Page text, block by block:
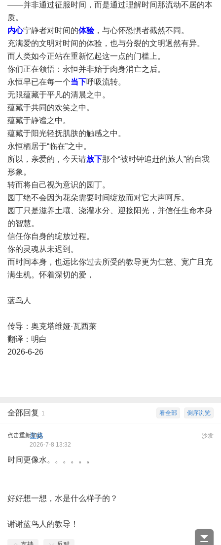
——并非通过征服时间，而是通过理解时间那流动不居的本
质。
内心宁静者对时间的体验，与心怀恐惧者截然不同。
充满爱的文明对时间的体验，也与分裂的文明迥然有异。
而人类如今正站在重新忆起这一点的门槛上。
你们正在领悟：永恒并非始于肉身消亡之后。
永恒早已在每一个当下呼吸流转。
无限蕴藏于平凡的清晨之中。
蕴藏于共同的欢笑之中。
蕴藏于静谧之中。
蕴藏于阳光轻抚肌肤的触感之中。
永恒栖居于“临在”之中。
所以，亲爱的，今天请放下那个“被时钟追赶的旅人”的自我
形象。
转而将自己视为意识的园丁。
园丁绝不会因为花朵需要时间绽放而对它大声呵斥。
园丁只是滋养土壤、浇灌水分、迎接阳光，并信任生命本身
的智慧。
信任你自身的绽放过程。
你的灵魂从未迟到。
而时间本身，也远比你过去所受的教导更为仁慈、宽广且充
满生机。怀着深切的爱，
蓝鸟人
传导：奥克塔维娅·瓦西莱
翻译：明白
2026-6-26
倒序浏览
看全部
全部回复 1
点击重新加载 沙发
星路
2026-7-8 13:32
时间更像水。。。。。。
好好想一想，水是什么样子的？
谢谢蓝鸟人的教导！